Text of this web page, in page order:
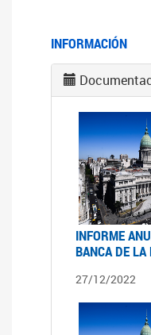
INFORMACIÓN
INFORME
BANCA DE LA
27/12/2022